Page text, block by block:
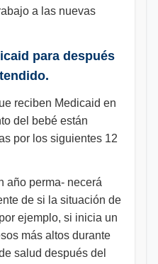
a las nuevas
para después
reciben Medicaid en
del bebé están
por los siguientes 12
año perma- necerá
de si la situación de
ejemplo, si inicia un
más altos durante
salud después del